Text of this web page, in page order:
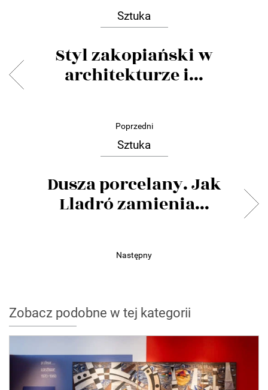
Sztuka
Styl zakopiański w
architekturze i...
Poprzedni
Sztuka
Dusza porcelany. Jak
Lladró zamienia...
Następny
Zobacz podobne w tej kategorii